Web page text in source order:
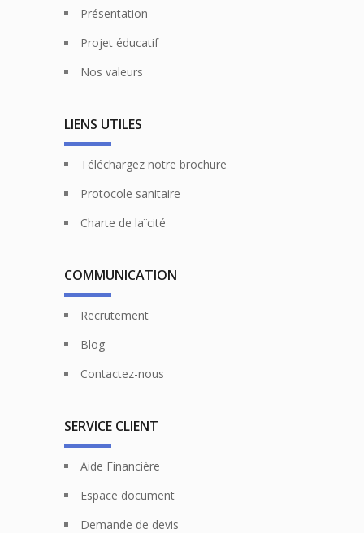
Présentation
Projet éducatif
Nos valeurs
LIENS UTILES
Téléchargez notre brochure
Protocole sanitaire
Charte de laïcité
COMMUNICATION
Recrutement
Blog
Contactez-nous
SERVICE CLIENT
Aide Financière
Espace document
Demande de devis